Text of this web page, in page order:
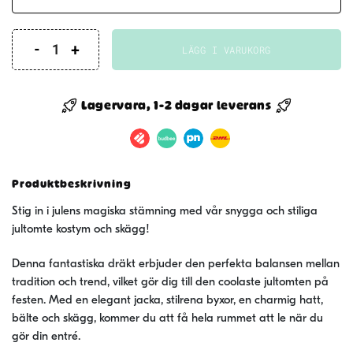
Jultomte
mängd
LÄGG I VARUKORG
Lagervara, 1-2 dagar leverans
Produktbeskrivning
Stig in i julens magiska stämning med vår snygga och stiliga
jultomte kostym och skägg!
Denna fantastiska dräkt erbjuder den perfekta balansen mellan
tradition och trend, vilket gör dig till den coolaste jultomten på
festen. Med en elegant jacka, stilrena byxor, en charmig hatt,
bälte och skägg, kommer du att få hela rummet att le när du
gör din entré.